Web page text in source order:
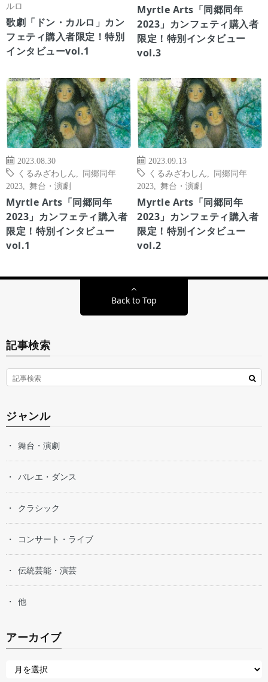
ルロ
歌劇「ドン・カルロ」カン
フェティ購入者限定！特別
インタビューvol.1
Myrtle Arts「同郷同年
2023」カンフェティ購入者
限定！特別インタビュー
vol.3
2023.08.30
くるみざわしん
同郷同年
2023
舞台・演劇
Myrtle Arts「同郷同年
2023」カンフェティ購入者
限定！特別インタビュー
vol.1
2023.09.13
くるみざわしん
同郷同年
2023
舞台・演劇
Myrtle Arts「同郷同年
2023」カンフェティ購入者
限定！特別インタビュー
vol.2
Back to Top
記事検索
ジャンル
舞台・演劇
バレエ・ダンス
クラシック
コンサート・ライブ
伝統芸能・演芸
他
アーカイブ